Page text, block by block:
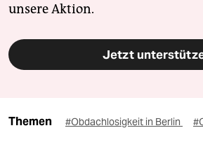
unsere Aktion.
Jetzt
Themen #Obdachlosigkeit in Berlin